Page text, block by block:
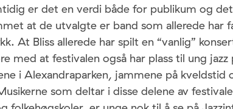
er det en verdi både for publikum og
at de utvalgte er band som allerede har
At Bliss allerede har spilt en “vanlig”
med at festivalen også har plass til ung
i Alexandraparken, jammene på kveldstid
som deltar i disse delene av